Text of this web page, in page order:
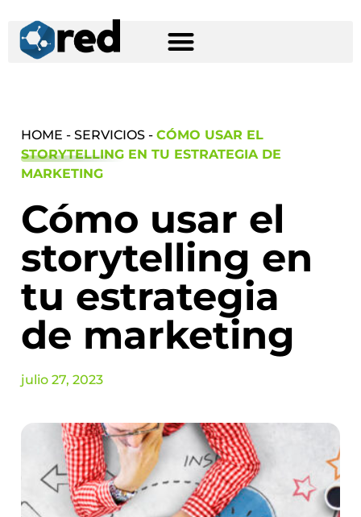
HOME - SERVICIOS - CÓMO USAR EL
STORYTELLING EN TU ESTRATEGIA DE
MARKETING
Cómo usar el
storytelling en
tu estrategia
de marketing
julio 27, 2023